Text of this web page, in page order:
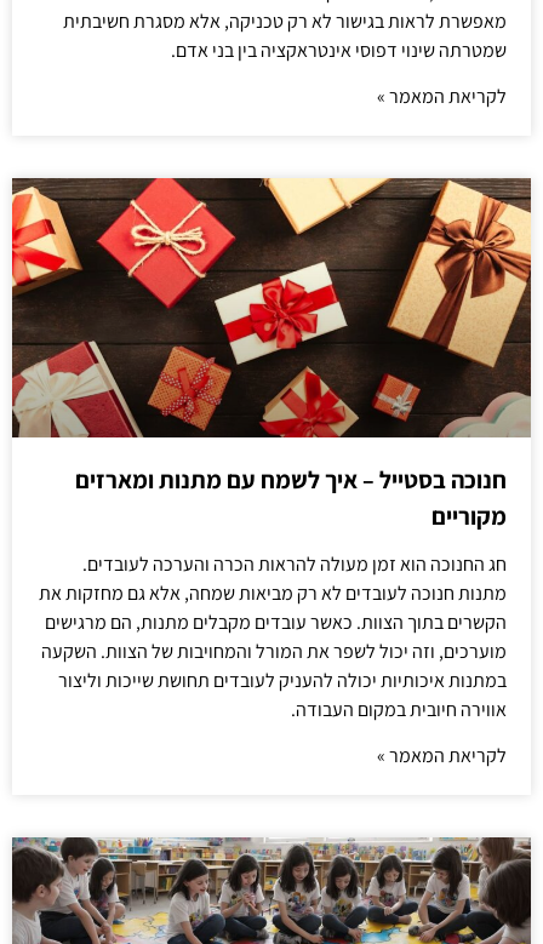
מאפשרת לראות בגישור לא רק טכניקה, אלא מסגרת חשיבתית
שמטרתה שינוי דפוסי אינטראקציה בין בני אדם.
לקריאת המאמר »
חנוכה בסטייל – איך לשמח עם מתנות ומארזים
מקוריים
חג החנוכה הוא זמן מעולה להראות הכרה והערכה לעובדים.
מתנות חנוכה לעובדים לא רק מביאות שמחה, אלא גם מחזקות את
הקשרים בתוך הצוות. כאשר עובדים מקבלים מתנות, הם מרגישים
מוערכים, וזה יכול לשפר את המורל והמחויבות של הצוות. השקעה
במתנות איכותיות יכולה להעניק לעובדים תחושת שייכות וליצור
אווירה חיובית במקום העבודה.
לקריאת המאמר »